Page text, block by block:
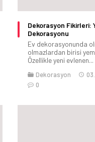
Dekorasyon Fikirleri:
Dekorasyonu
Ev dekorasyonunda
olmazlardan birisi
Özellikle yeni evlenen...
Dekorasyon
0